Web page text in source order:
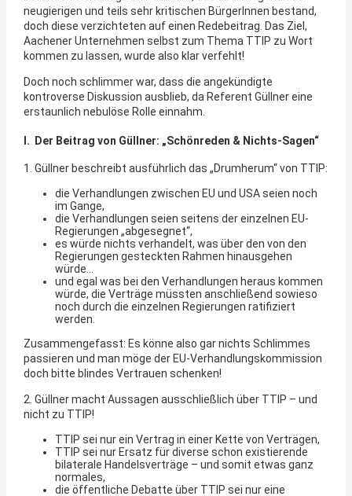
neugierigen und teils sehr kritischen BürgerInnen bestand,
doch diese verzichteten auf einen Redebeitrag. Das Ziel,
Aachener Unternehmen selbst zum Thema TTIP zu Wort
kommen zu lassen, wurde also klar verfehlt!
Doch noch schlimmer war, dass die angekündigte
kontroverse Diskussion ausblieb, da Referent Güllner eine
erstaunlich nebulöse Rolle einnahm.
I. Der Beitrag von Güllner: „Schönreden & Nichts-Sagen“
1. Güllner beschreibt ausführlich das „Drumherum“ von TTIP:
die Verhandlungen zwischen EU und USA seien noch
im Gange,
die Verhandlungen seien seitens der einzelnen EU-
Regierungen „abgesegnet“,
es würde nichts verhandelt, was über den von den
Regierungen gesteckten Rahmen hinausgehen
würde…
und egal was bei den Verhandlungen heraus kommen
würde, die Verträge müssten anschließend sowieso
noch durch die einzelnen Regierungen ratifiziert
werden.
Zusammengefasst: Es könne also gar nichts Schlimmes
passieren und man möge der EU-Verhandlungskommission
doch bitte blindes Vertrauen schenken!
2. Güllner macht Aussagen ausschließlich über TTIP – und
nicht zu TTIP!
TTIP sei nur ein Vertrag in einer Kette von Verträgen,
TTIP sei nur Ersatz für diverse schon existierende
bilaterale Handelsverträge – und somit etwas ganz
normales,
die öffentliche Debatte über TTIP sei nur eine